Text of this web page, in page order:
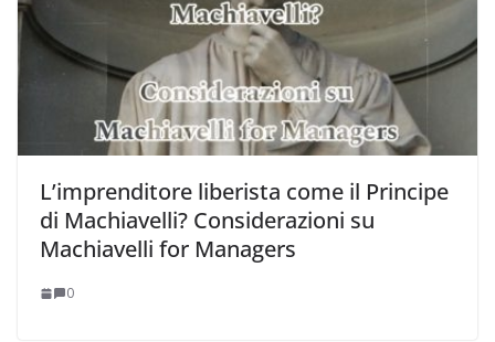
L’imprenditore liberista come il Principe
di Machiavelli? Considerazioni su
Machiavelli for Managers
0